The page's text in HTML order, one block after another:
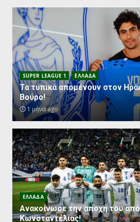
SUPER LEAGUE 1 ΕΛΛΑΔΑ
Τα τυπικά απομένουν στον
Βούρο!
1 μήνα ago
ΕΛΛΑΔΑ
Ανακοίνωσε την αποχή του από
Κωνσταντέλιας!